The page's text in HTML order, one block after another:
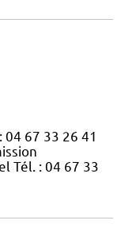
67 33 26 41
Tél. : 04 67 33